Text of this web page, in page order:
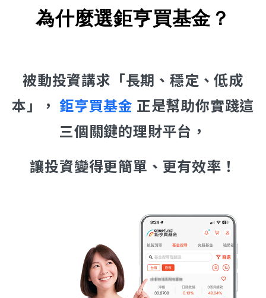
為什麼選鉅亨買基金？
被動投資講求「長期、穩定、低成
本」， 鉅亨買基金 正是幫助你實踐這
三個關鍵的理財平台，
讓投資變得更簡單、更有效率！